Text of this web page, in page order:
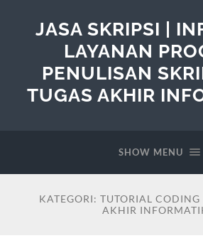
JASA SKRIPSI |
LAYANAN
PENULISAN
TUGAS AKHIR
SHOW MENU
KATEGORI: TUTORIAL CODING
AKHIR